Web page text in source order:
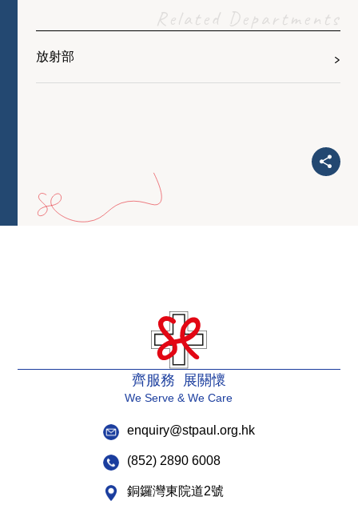
Related Departments
放射部
齊服務 展關懷
We Serve & We Care
enquiry@stpaul.org.hk
(852) 2890 6008
銅鑼灣東院道2號